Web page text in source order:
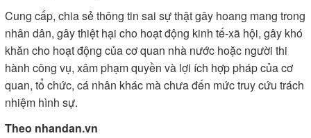
Cung cấp, chia sẻ thông tin sai sự thật gây hoang mang trong
nhân dân, gây thiệt hại cho hoạt động kinh tế-xã hội, gây khó
khăn cho hoạt động của cơ quan nhà nước hoặc người thi
hành công vụ, xâm phạm quyền và lợi ích hợp pháp của cơ
quan, tổ chức, cá nhân khác mà chưa đến mức truy cứu trách
nhiệm hình sự.
Theo nhandan.vn